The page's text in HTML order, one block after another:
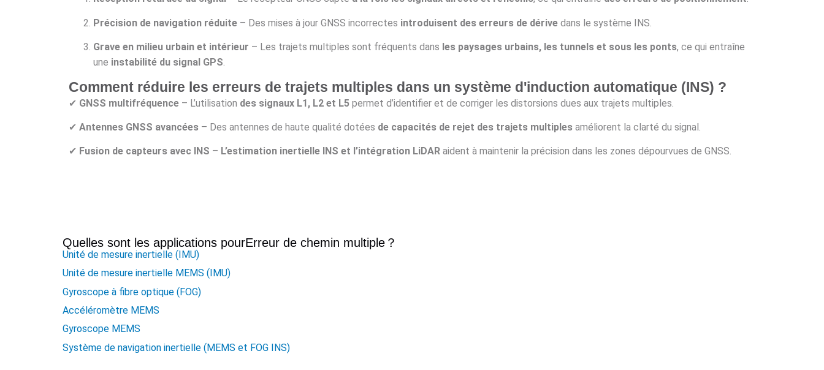
Précision de navigation réduite – Des mises à jour GNSS incorrectes introduisent des erreurs de dérive dans le système INS.
Grave en milieu urbain et intérieur – Les trajets multiples sont fréquents dans les paysages urbains, les tunnels et sous les ponts, ce qui entraîne
une instabilité du signal GPS.
Comment réduire les erreurs de trajets multiples dans un système d'induction automatique (INS) ?
✔ GNSS multifréquence – L’utilisation des signaux L1, L2 et L5 permet d’identifier et de corriger les distorsions dues aux trajets multiples.
✔ Antennes GNSS avancées – Des antennes de haute qualité dotées de capacités de rejet des trajets multiples améliorent la clarté du signal.
✔ Fusion de capteurs avec INS – L’estimation inertielle INS et l’intégration LiDAR aident à maintenir la précision dans les zones dépourvues de GNSS.
Quelles sont les applications pourErreur de chemin multiple ？
Unité de mesure inertielle (IMU)
Unité de mesure inertielle MEMS (IMU)
Gyroscope à fibre optique (FOG)
Accéléromètre MEMS
Gyroscope MEMS
Système de navigation inertielle (MEMS et FOG INS)